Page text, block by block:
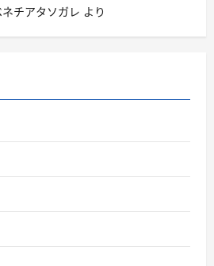
ネチアタソガレ より